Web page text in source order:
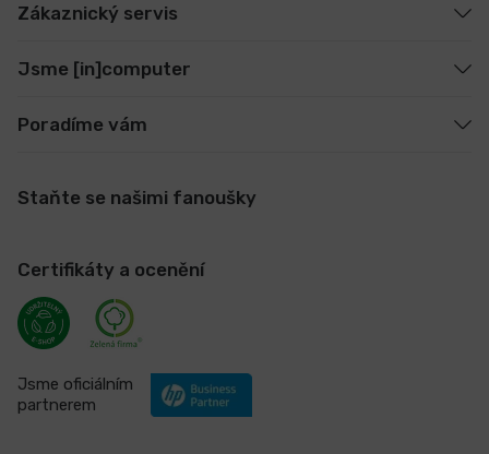
Zákaznický servis
Jsme [in]computer
Poradíme vám
Staňte se našimi fanoušky
Certifikáty a ocenění
Jsme oficiálním
partnerem